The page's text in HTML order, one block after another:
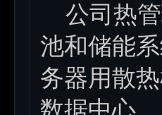
公司热管
池和储能
务器用散
数据中心。